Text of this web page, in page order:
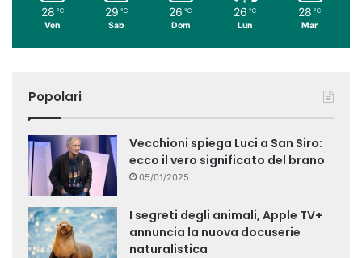
28 ℃
Ven
29 ℃
Sab
26 ℃
Dom
26 ℃
Lun
28 ℃
Mar
Popolari
Vecchioni spiega Luci a San Siro:
ecco il vero significato del brano
05/01/2025
I segreti degli animali, Apple TV+
annuncia la nuova docuserie
naturalistica